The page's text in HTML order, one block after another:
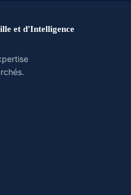
et d'Intelligence